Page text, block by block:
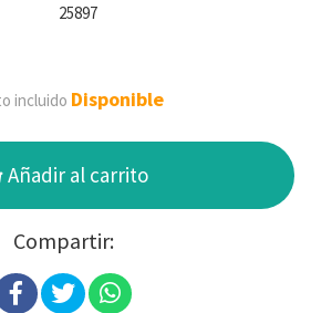
25897
incluido Disponible
Añadir al carrito
Compartir: